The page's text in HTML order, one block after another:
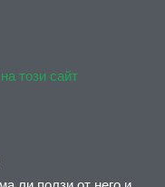
този сайт